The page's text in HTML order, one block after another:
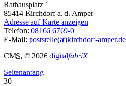
Rathausplatz 1
85414 Kirchdorf a. d. Amper
Adresse auf Karte anzeigen
Telefon: 08166 6769-0
E-Mail: poststelle(at)kirchdorf-amper.de
CMS, © 2026 digitalfabriX
Seitenanfang
30